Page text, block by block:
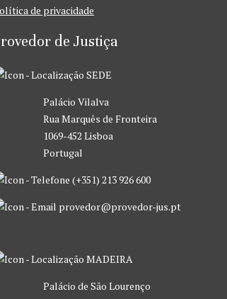
de privacidade
de Justiça
SEDE
Palácio Vilalva
Rua Marquês de Fronteira
1069-452 Lisboa
Portugal
(+351) 213 926 600
provedor@provedor-jus.pt
MADEIRA
Palácio de São Lourenço